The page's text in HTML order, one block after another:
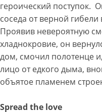
героический поступок.
соседа от верной
Проявив невероятную
хладнокровие, он
дом, смочил полотенце
лицо от едкого дыма,
объятое пламенем
Spread the love